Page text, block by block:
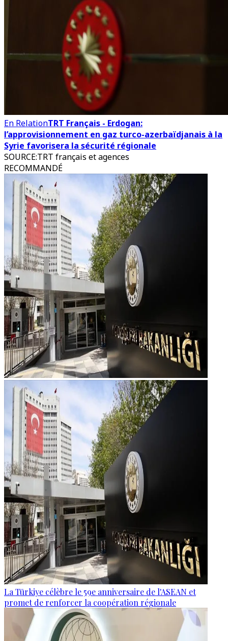
En RelationTRT Français - Erdogan:
l’approvisionnement en gaz turco-azerbaïdjanais à la
Syrie favorisera la sécurité régionale
SOURCE:TRT français et agences
RECOMMANDÉ
La Türkiye célèbre le 59e anniversaire de l'ASEAN et
promet de renforcer la coopération régionale